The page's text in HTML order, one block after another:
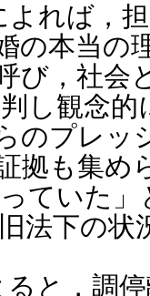
れば，
の本当の
び，社会
し観念
のプレッ
拠も集め
ていた
法下の状
と，調